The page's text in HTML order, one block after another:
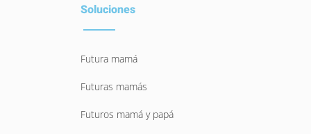
Soluciones
Futura mamá
Futuras mamás
Futuros mamá y papá